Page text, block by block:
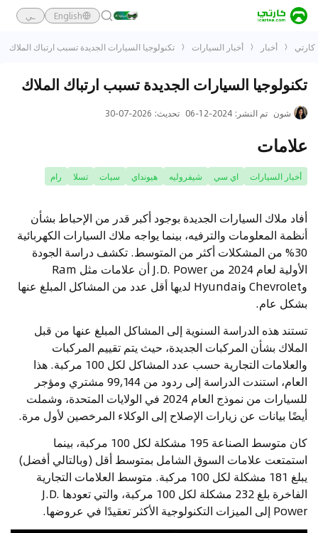
English ـي
كارتي أخبار أخبار السيارات تكنولوجيا السيارات الجديدة تسبب ارتباك الملاك
تكنولوجيا السيارات الجديدة تسبب ارتباك الملاك
شون تم النشر :
2024-12-06 تحديث:
2026-07-30
علامات
أخبار السيارات اي سي شيفروليه هيونداي سيات تسلا رام
أفاد ملاك السيارات الجديدة بوجود أكبر قدر من الإحباط بشأن
أنظمة المعلومات والترفيه، بينما يواجه ملاك السيارات الكهربائية
30% من المشكلات أكثر من المتوسط. تكشف دراسة الجودة
الأولية لعام 2024 من J.D. Power أن علامات مثل Ram
وChevrolet وHyundai لديها أقل عدد من المشاكل المبلغ عنها
بشكل عام.
تستند هذه الدراسة السنوية إلى المشاكل المبلغ عنها من قبل
الملاك بشأن المركبات الجديدة، حيث يتم تقييم المركبات
والعلامات التجارية حسب عدد المشاكل لكل 100 مركبة. هذا
العام، استندت الدراسة إلى ردود من 99,144 مشتري ومؤجر
للسيارات من نموذج العام 2024 في الولايات المتحدة، وشملت
أيضًا بيانات عن زيارات الإصلاح إلى الوكلاء المرخصين لأول مرة.
كان متوسط الصناعة 195 مشكلة لكل 100 مركبة، بينما
استمتعت علامات السوق الشامل بمتوسط أقل (وبالتالي أفضل)
يبلغ 181 مشكلة لكل 100 مركبة. متوسط العلامات التجارية
الفاخرة بلغ 232 مشكلة لكل 100 مركبة، والتي تعودها J.D.
Power إلى الميزات التكنولوجية الأكثر تعقيدًا في عروضها.